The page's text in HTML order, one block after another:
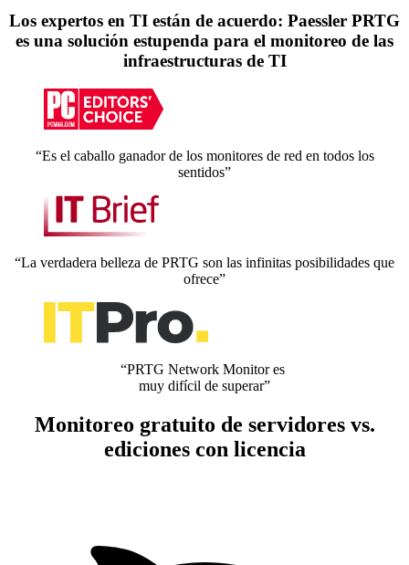
Los expertos en TI están de acuerdo: Paessler PRTG
es una solución estupenda para el monitoreo de las
infraestructuras de TI
“Es el caballo ganador de los monitores de red en todos los
sentidos”
“La verdadera belleza de PRTG son las infinitas posibilidades que
ofrece”
“PRTG Network Monitor es
muy difícil de superar”
Monitoreo gratuito de servidores vs.
ediciones con licencia